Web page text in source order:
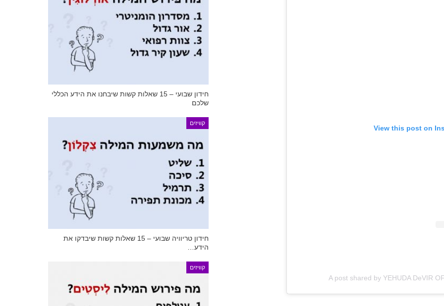
View this post on
A post shared by YEHUDA DeVIR
חידון שבועי – 15 שאלות קשות שיבחנו את הידע הכללי
שלכם
קוויזים
חידון טריוויה שבועי – 15 שאלות קשות שיבדקו את
הידע…
קוויזים